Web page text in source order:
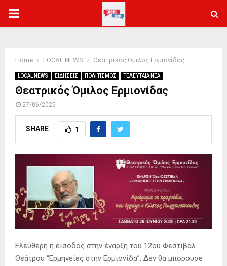
PRIMARY
Home LOCAL NEWS Θεατρικός Όμιλος Ερμιονίδας
LOCAL NEWS ΕΙΔΗΣΕΙΣ ΠΟΛΙΤΙΣΜΟΣ ΤΕΛΕΥΤΑΙΑ ΝΕΑ
Θεατρικός Όμιλος Ερμιονίδας
27/06/2025
SHARE 1
Ελεύθερη η είσοδος στην έναρξη του 12ου Φεστιβάλ
Θεάτρου “Ερμηνείες στην Ερμιονίδα”. Δεν θα μπορουσε